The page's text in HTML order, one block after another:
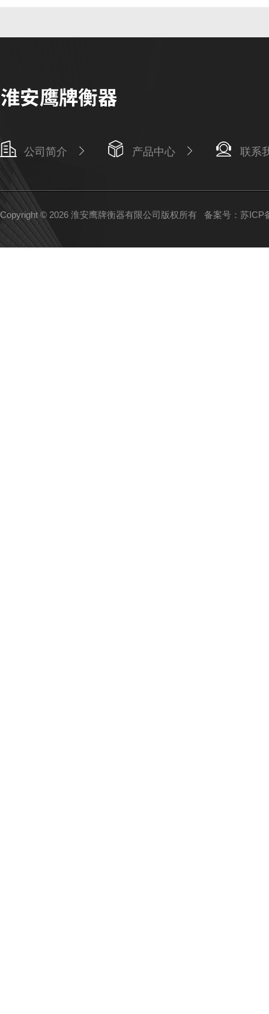
公司简介 产品中心 联系
Copyright © 2026 淮安鹰牌衡器有限公司版权所有 备案号：苏ICP